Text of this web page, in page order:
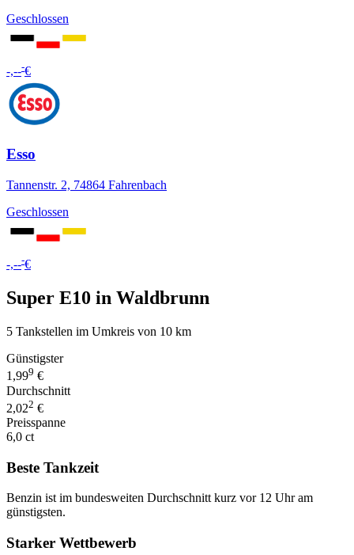
Geschlossen
-,---€
Esso
Tannenstr. 2, 74864 Fahrenbach
Geschlossen
-,---€
Super E10 in Waldbrunn
5 Tankstellen im Umkreis von 10 km
Günstigster
1,999 €
Durchschnitt
2,022 €
Preisspanne
6,0 ct
Beste Tankzeit
Benzin ist im bundesweiten Durchschnitt kurz vor 12 Uhr am
günstigsten.
Starker Wettbewerb